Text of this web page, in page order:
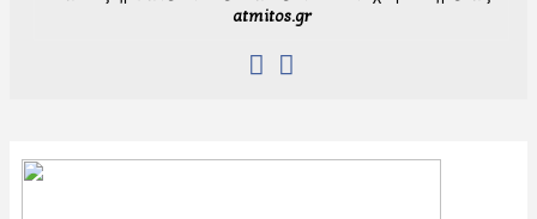
atmitos.gr
Navigation